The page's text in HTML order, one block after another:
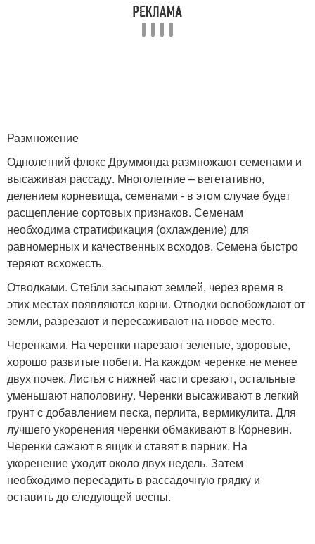
Размножение
Однолетний флокс Друммонда размножают семенами и
высаживая рассаду. Многолетние – вегетативно,
делением корневища, семенами - в этом случае будет
расщепление сортовых признаков. Семенам
необходима стратификация (охлаждение) для
равномерных и качественных всходов. Семена быстро
теряют всхожесть.
Отводками. Стебли засыпают землей, через время в
этих местах появляются корни. Отводки освобождают от
земли, разрезают и пересаживают на новое место.
Черенками. На черенки нарезают зеленые, здоровые,
хорошо развитые побеги. На каждом черенке не менее
двух почек. Листья с нижней части срезают, остальные
уменьшают наполовину. Черенки высаживают в легкий
грунт с добавлением песка, перлита, вермикулита. Для
лучшего укоренения черенки обмакивают в Корневин.
Черенки сажают в ящик и ставят в парник. На
укоренение уходит около двух недель. Затем
необходимо пересадить в рассадочную грядку и
оставить до следующей весны.